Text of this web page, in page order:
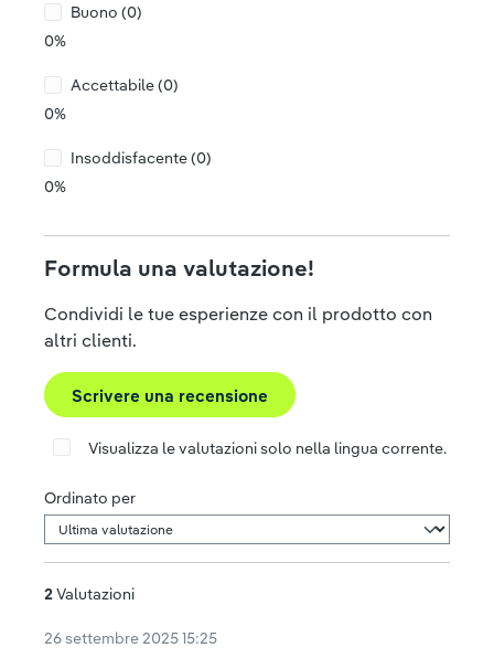
Buono (0)
0%
Accettabile (0)
0%
Insoddisfacente (0)
0%
Formula una valutazione!
Condividi le tue esperienze con il prodotto con
altri clienti.
Scrivere una recensione
Visualizza le valutazioni solo nella lingua corrente.
Ordinato per
2Valutazioni
26 settembre 2025 15:25